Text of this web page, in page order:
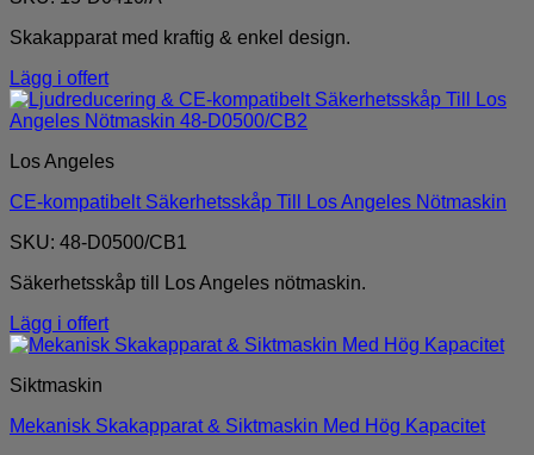
Skakapparat med kraftig & enkel design.
Lägg i offert
Los Angeles
CE-kompatibelt Säkerhetsskåp Till Los Angeles Nötmaskin
SKU: 48-D0500/CB1
Säkerhetsskåp till Los Angeles nötmaskin.
Lägg i offert
Siktmaskin
Mekanisk Skakapparat & Siktmaskin Med Hög Kapacitet